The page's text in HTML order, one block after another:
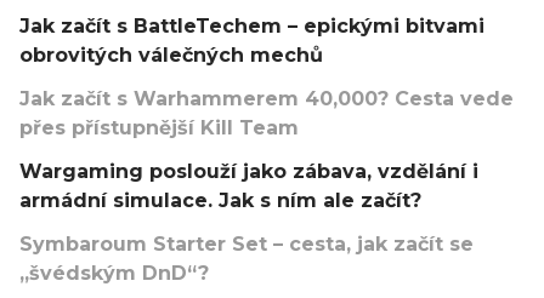
Jak začít s BattleTechem – epickými bitvami
obrovitých válečných mechů
Jak začít s Warhammerem 40,000? Cesta vede
přes přístupnější Kill Team
Wargaming poslouží jako zábava, vzdělání i
armádní simulace. Jak s ním ale začít?
Symbaroum Starter Set – cesta, jak začít se
„švédským DnD“?